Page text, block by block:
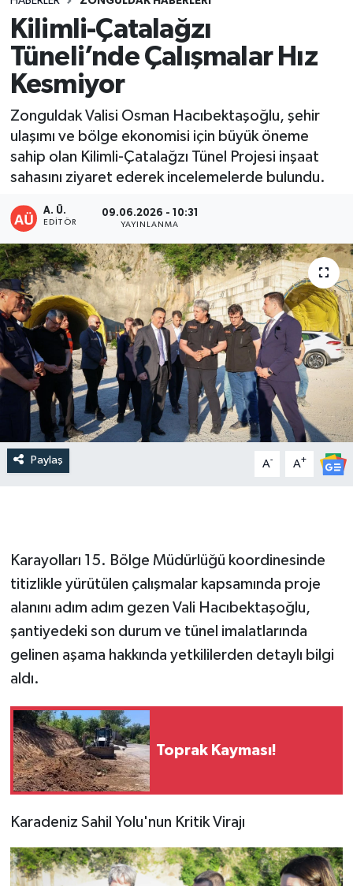
Kilimli-Çatalağzı
Tüneli’nde Çalışmalar Hız
Kesmiyor
Zonguldak Valisi Osman Hacıbektaşoğlu, şehir
ulaşımı ve bölge ekonomisi için büyük öneme
sahip olan Kilimli-Çatalağzı Tünel Projesi inşaat
sahasını ziyaret ederek incelemelerde bulundu.
A. Ü.
EDITÖR
09.06.2026 - 10:31
YAYINLANMA
Paylaş A- A+
Karayolları 15. Bölge Müdürlüğü koordinesinde
titizlikle yürütülen çalışmalar kapsamında proje
alanını adım adım gezen Vali Hacıbektaşoğlu,
şantiyedeki son durum ve tünel imalatlarında
gelinen aşama hakkında yetkililerden detaylı bilgi
aldı.
Toprak Kayması!
Karadeniz Sahil Yolu'nun Kritik Virajı
DEVREK
DÜZCE
EREĞLİ
GÖKÇEBEY
KARABÜK
KASTAMONU